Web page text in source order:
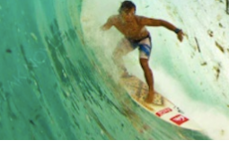
para
banho